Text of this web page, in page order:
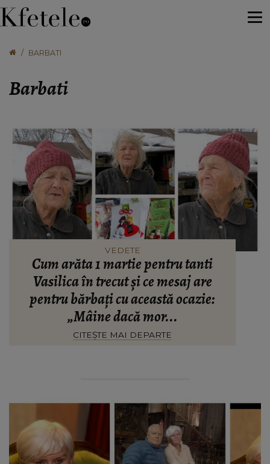
BARBATI
Barbati
VEDETE
Cum arăta 1 martie pentru tanti
Vasilica în trecut și ce mesaj are
pentru bărbați cu această ocazie:
„Mâine dacă mor...
CITEȘTE MAI DEPARTE